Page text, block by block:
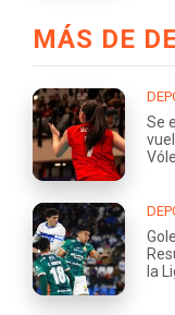
MÁS DE
Se
la